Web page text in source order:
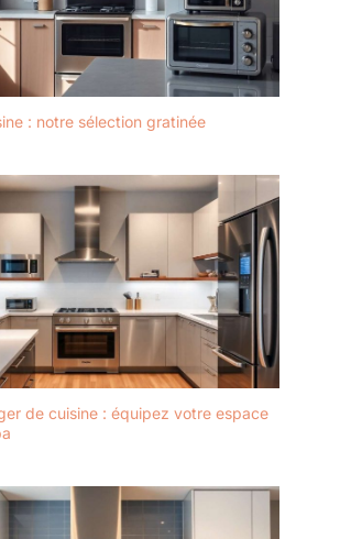
: notre sélection gratinée
de cuisine : équipez votre espace